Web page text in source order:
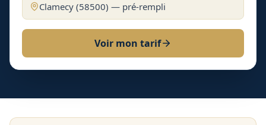
Clamecy (58500) — pré-rempli
Voir mon tarif